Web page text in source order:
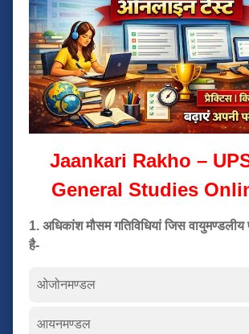
Jaankari Rakho –
General Studies
1. अधिकांश मौसम गतिविधियां जिस वायुमण्डलीय
है-
ओजोनमण्डल
आयनमण्डल